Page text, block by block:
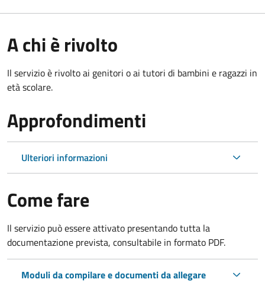
A chi è rivolto
Il servizio è rivolto ai genitori o ai tutori di bambini e ragazzi in
età scolare.
Approfondimenti
Ulteriori informazioni
Come fare
Il servizio può essere attivato presentando tutta la
documentazione prevista, consultabile in formato PDF.
Moduli da compilare e documenti da allegare